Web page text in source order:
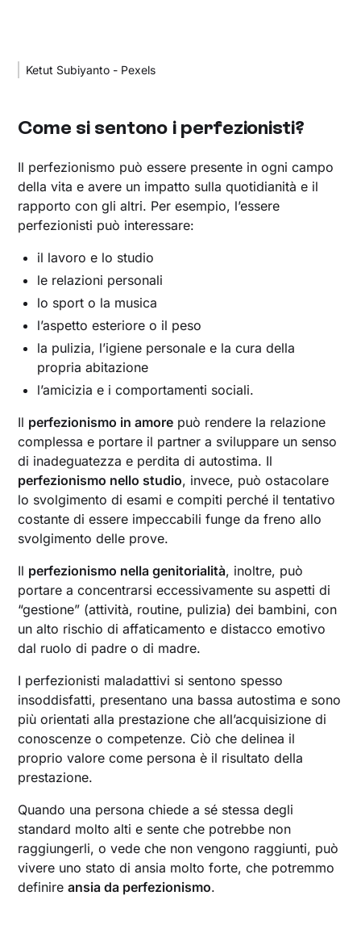
Ketut Subiyanto - Pexels
Come si sentono i perfezionisti?
Il perfezionismo può essere presente in ogni campo
della vita e avere un impatto sulla quotidianità e il
rapporto con gli altri. Per esempio, l’essere
perfezionisti può interessare:
il lavoro e lo studio
le relazioni personali
lo sport o la musica
l’aspetto esteriore o il peso
la pulizia, l’igiene personale e la cura della
propria abitazione
l’amicizia e i comportamenti sociali.
Il perfezionismo in amore può rendere la relazione
complessa e portare il partner a sviluppare un senso
di inadeguatezza e perdita di autostima. Il
perfezionismo nello studio, invece, può ostacolare
lo svolgimento di esami e compiti perché il tentativo
costante di essere impeccabili funge da freno allo
svolgimento delle prove.
Il perfezionismo nella genitorialità, inoltre, può
portare a concentrarsi eccessivamente su aspetti di
“gestione” (attività, routine, pulizia) dei bambini, con
un alto rischio di affaticamento e distacco emotivo
dal ruolo di padre o di madre.
I perfezionisti maladattivi si sentono spesso
insoddisfatti, presentano una bassa autostima e sono
più orientati alla prestazione che all’acquisizione di
conoscenze o competenze. Ciò che delinea il
proprio valore come persona è il risultato della
prestazione.
Quando una persona chiede a sé stessa degli
standard molto alti e sente che potrebbe non
raggiungerli, o vede che non vengono raggiunti, può
vivere uno stato di ansia molto forte, che potremmo
definireansia da perfezionismo.